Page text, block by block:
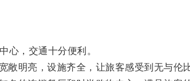
，交通十分便利。
明亮，设施齐全，让旅客感受到无与伦比